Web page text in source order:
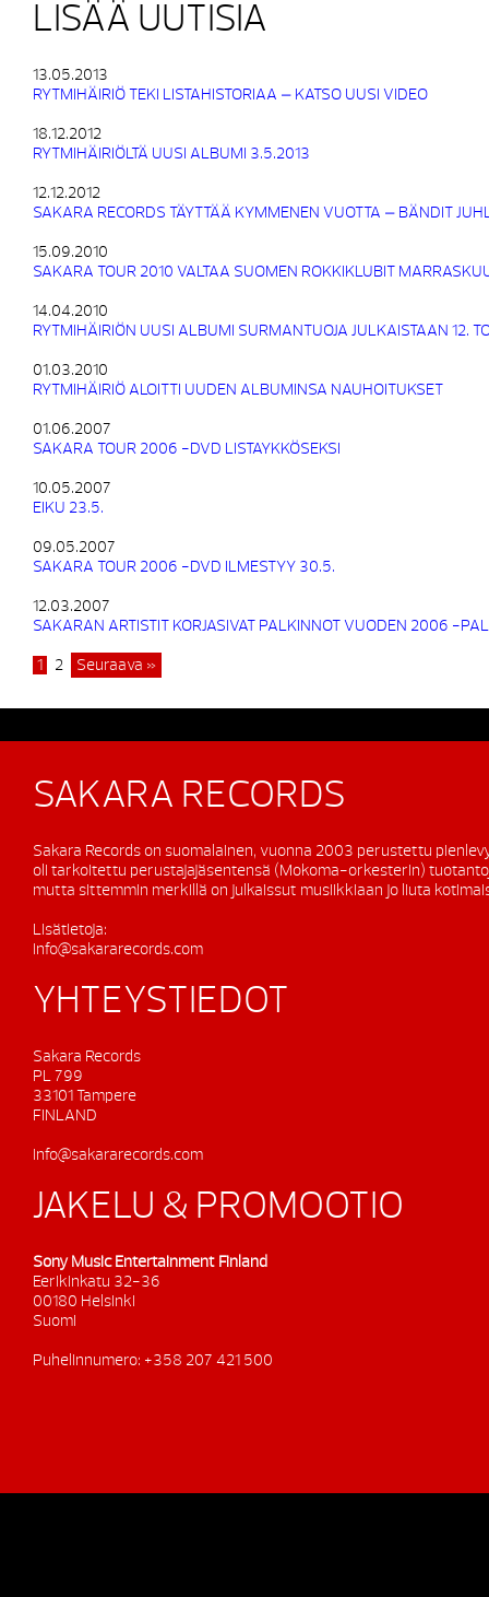
LISÄÄ UUTISIA
13.05.2013
RYTMIHÄIRIÖ TEKI LISTAHISTORIAA – KATSO UUSI VIDEO
18.12.2012
RYTMIHÄIRIÖLTÄ UUSI ALBUMI 3.5.2013
12.12.2012
SAKARA RECORDS TÄYTTÄÄ KYMMENEN VUOTTA – BÄNDIT
15.09.2010
SAKARA TOUR 2010 VALTAA SUOMEN ROKKIKLUBIT
14.04.2010
RYTMIHÄIRIÖN UUSI ALBUMI SURMANTUOJA JULKAISTAAN 12.
01.03.2010
RYTMIHÄIRIÖ ALOITTI UUDEN ALBUMINSA NAUHOITUKSET
01.06.2007
SAKARA TOUR 2006 -DVD LISTAYKKÖSEKSI
10.05.2007
EIKU 23.5.
09.05.2007
SAKARA TOUR 2006 -DVD ILMESTYY 30.5.
12.03.2007
SAKARAN ARTISTIT KORJASIVAT PALKINNOT VUODEN 2006 -
1 2 Seuraava »
SAKARA RECORDS
Sakara Records on suomalainen, vuonna 2003 perustettu
oli tarkoitettu perustajajäsentensä (Mokoma-orkesterin)
mutta sittemmin merkillä on julkaissut musiikkiaan jo liuta
Lisätietoja:
info@sakararecords.com
YHTEYSTIEDOT
Sakara Records
PL 799
33101 Tampere
FINLAND
info@sakararecords.com
JAKELU & PROMOOTIO
Sony Music Entertainment Finland
Eerikinkatu 32-36
00180 Helsinki
Suomi
Puhelinnumero: +358 207 421 500